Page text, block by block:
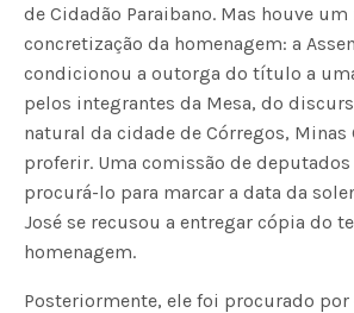
de Cidadão Paraibano. Mas houve
concretização da homenagem: a
condicionou a outorga do título a
pelos integrantes da Mesa, do
natural da cidade de Córregos, Minas
proferir. Uma comissão de deputados
procurá-lo para marcar a data da
José se recusou a entregar cópia do
homenagem.
Posteriormente, ele foi procurado